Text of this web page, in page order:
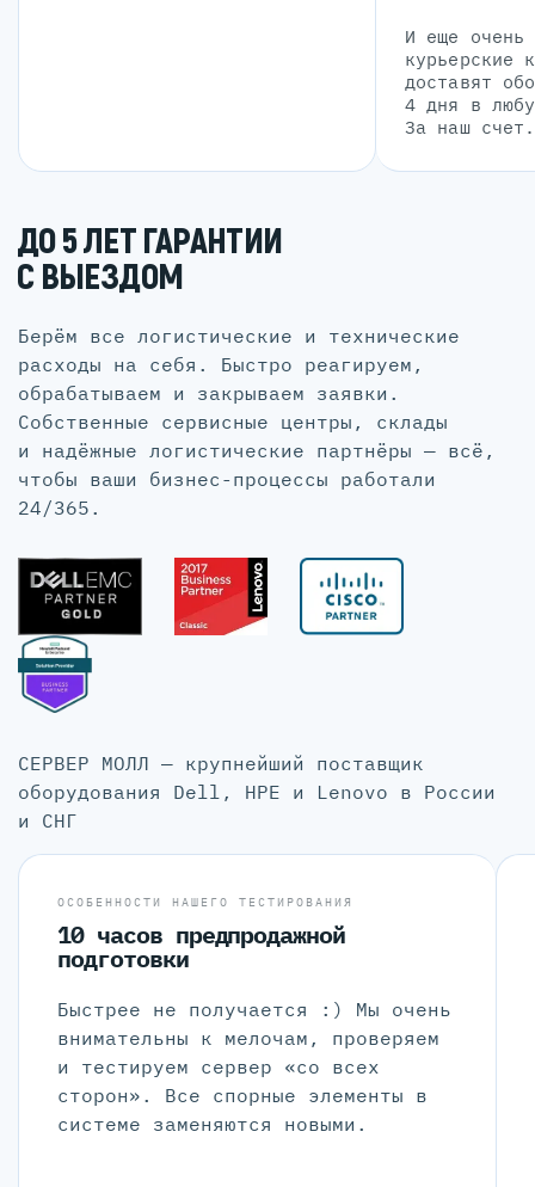
И еще очень
курьерские
доставят
4 дня в
За наш счет.
ДО 5 ЛЕТ ГАРАНТИИ
С ВЫЕЗДОМ
Берём все логистические и технические
расходы на себя. Быстро реагируем,
обрабатываем и закрываем заявки.
Собственные сервисные центры, склады
и надёжные логистические партнёры — всё,
чтобы ваши бизнес-процессы работали
24/365.
СЕРВЕР МОЛЛ — крупнейший поставщик
оборудования Dell, HPE и Lenovo в России
и СНГ
ОСОБЕННОСТИ НАШЕГО ТЕСТИРОВАНИЯ
10 часов предпродажной
подготовки
Быстрее не получается :) Мы очень
внимательны к мелочам, проверяем
и тестируем сервер «со всех
сторон». Все спорные элементы в
системе заменяются новыми.